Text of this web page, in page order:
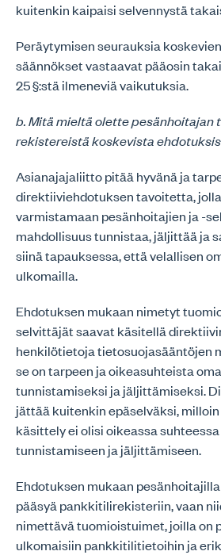
kuitenkin kaipaisi selvennystä
Peräytymisen seurauksia koskevien
säännökset vastaavat pääosin
25 §:stä ilmeneviä vaikutuksia.
b. Mitä mieltä olette pesänhoitajan
rekistereistä koskevista
Asianajajaliitto pitää hyvänä ja
direktiiviehdotuksen tavoitetta,
varmistamaan pesänhoitajien ja -
mahdollisuus tunnistaa, jäljittää ja
siinä tapauksessa, että velallisen
ulkomailla.
Ehdotuksen mukaan nimetyt
selvittäjät saavat käsitellä
henkilötietoja tietosuojasääntöjen
se on tarpeen ja oikeasuhteista
tunnistamiseksi ja jäljittämiseksi.
jättää kuitenkin epäselväksi,
käsittely ei olisi oikeassa
tunnistamiseen ja jäljittämiseen.
Ehdotuksen mukaan
pääsyä pankkitilirekisteriin, vaan
nimettävä tuomioistuimet, joilla on
ulkomaisiin pankkitilitietoihin ja